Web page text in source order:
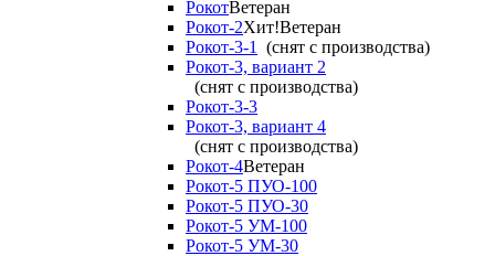
РокотВетеран
Рокот-2Хит!Ветеран
Рокот-3-1
(снят с производства)
Рокот-3, вариант 2
(снят с производства)
Рокот-3-3
Рокот-3, вариант 4
(снят с производства)
Рокот-4Ветеран
Рокот-5 ПУО-100
Рокот-5 ПУО-30
Рокот-5 УМ-100
Рокот-5 УМ-30